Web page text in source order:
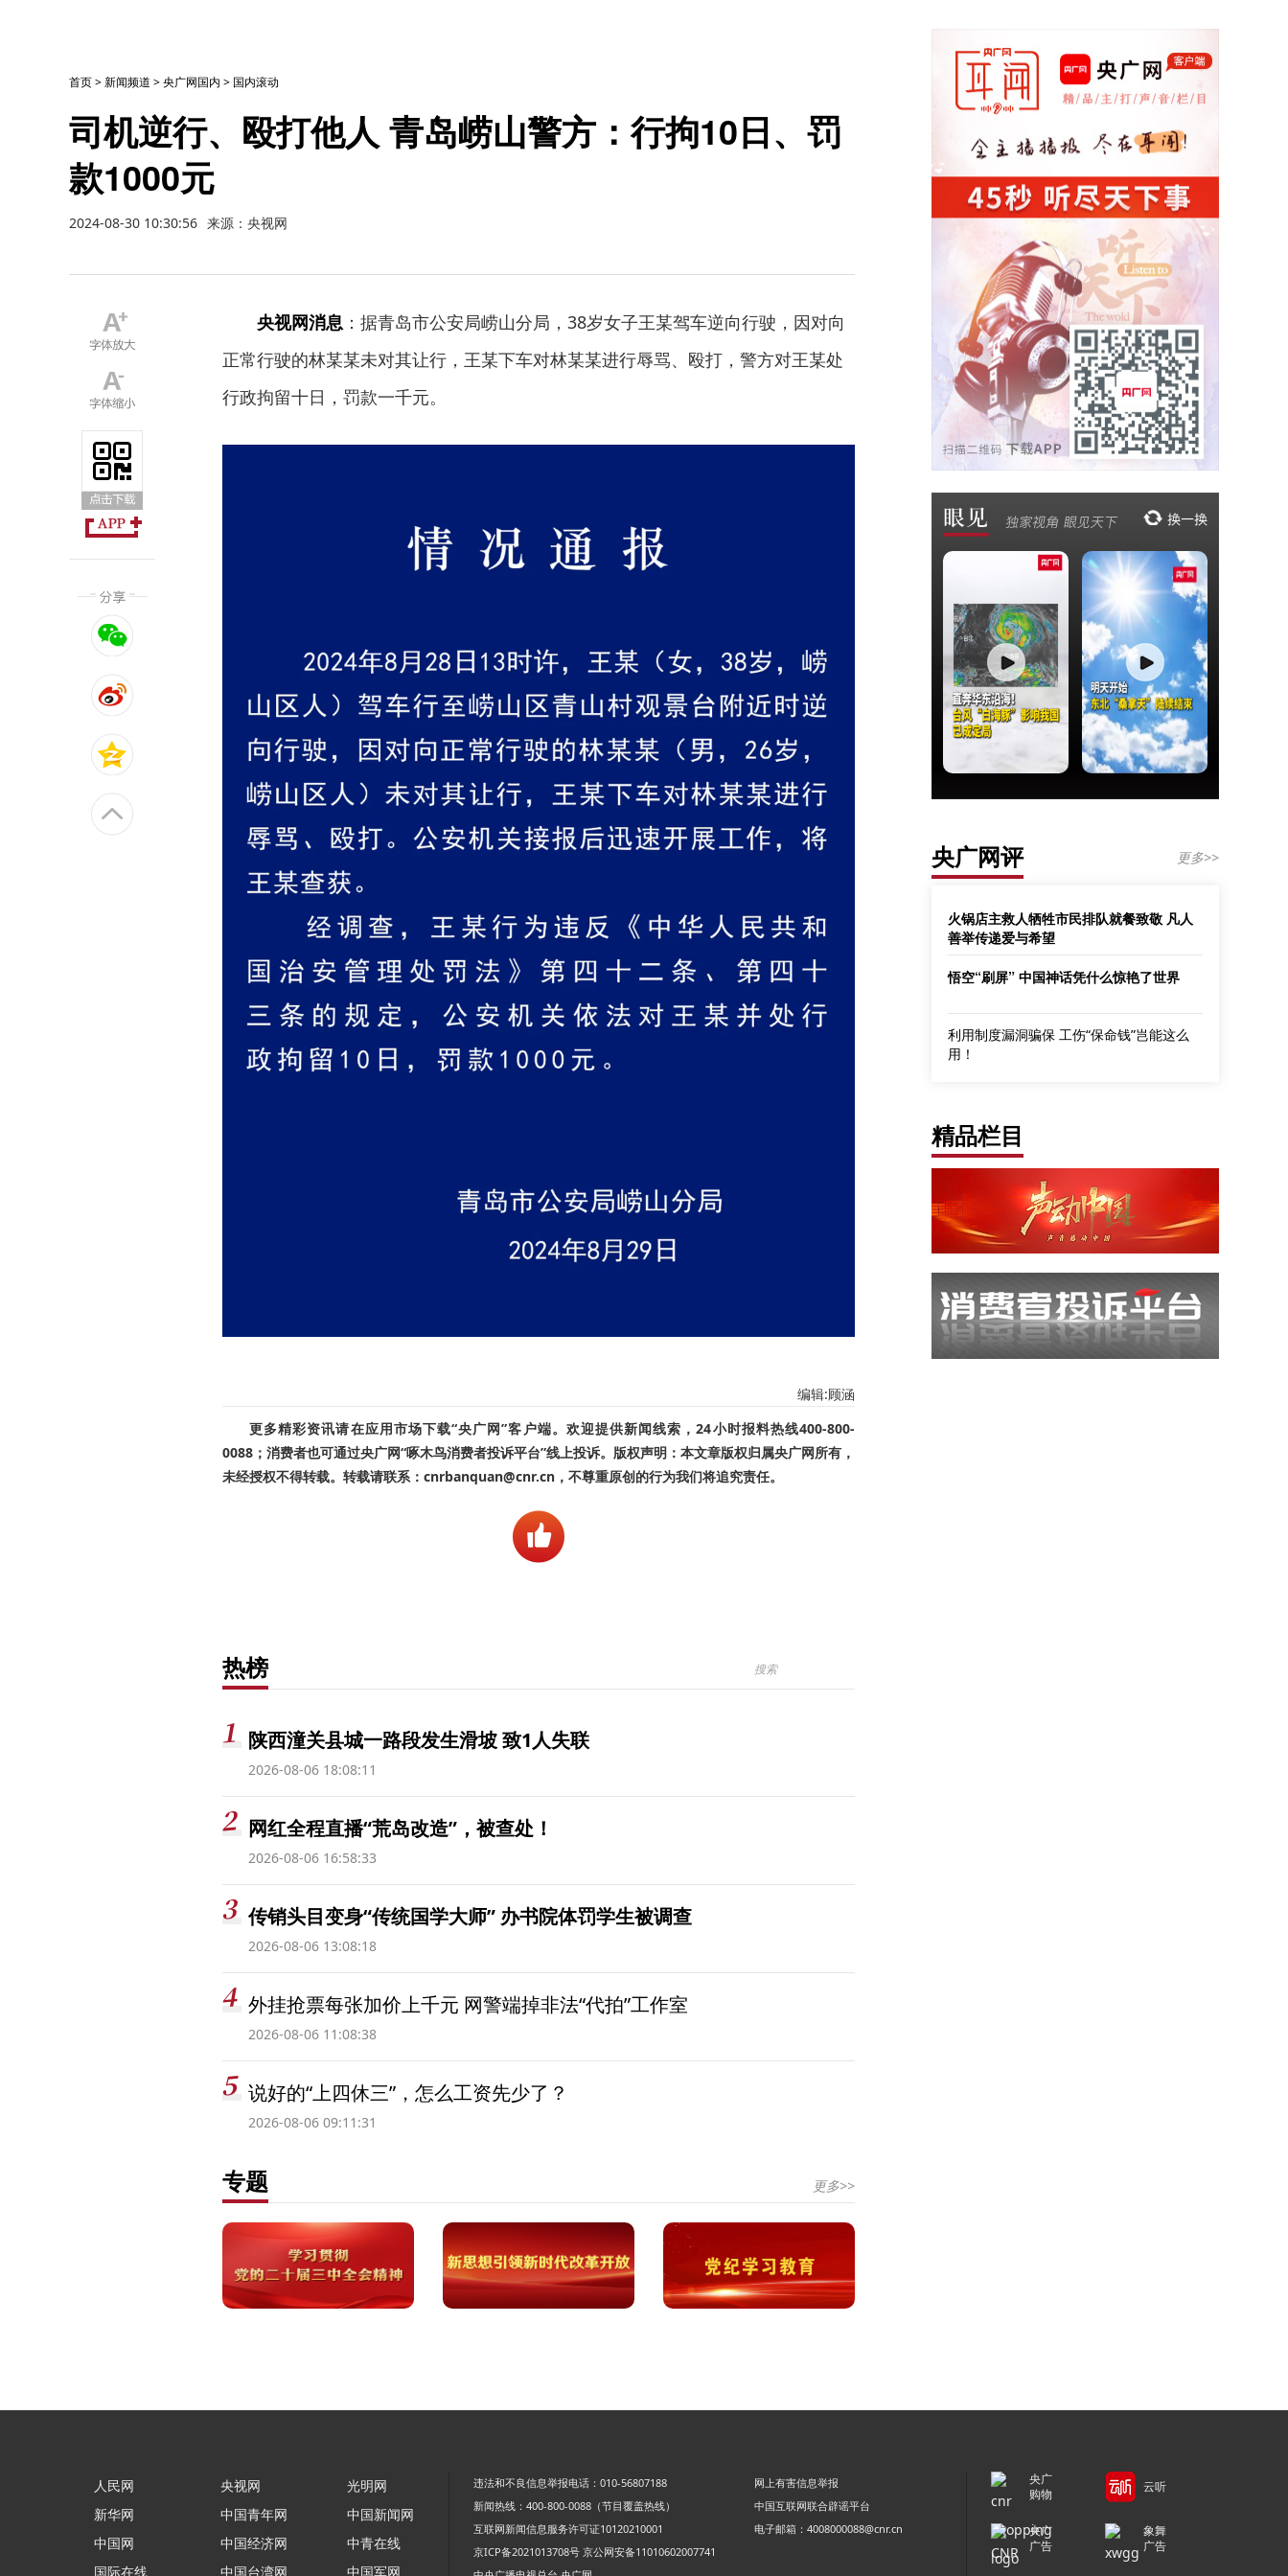
首页>新闻频道 >央广网国内 > 国内滚动
司机逆行、殴打他人 青岛崂山警方：行拘10日、罚
款1000元
2024-08-30 10:30:56 来源：央视网
央视网消息 ：据青岛市公安局崂山分局，38岁女子王某驾车逆向行驶，因对向
正常行驶的林某某未对其让行，王某下车对林某某进行辱骂、殴打，警方对王某处
行政拘留十日，罚款一千元。
编辑:顾涵
更多精彩资讯请在应用市场下载“央广网”客户端。欢迎提供新闻线索，24小时报料热线400-800-
0088；消费者也可通过央广网“啄木鸟消费者投诉平台”线上投诉。版权声明：本文章版权归属央广网所有，
未经授权不得转载。转载请联系：cnrbanquan@cnr.cn，不尊重原创的行为我们将追究责任。
热榜
陕西潼关县城一路段发生滑坡 致1人失联
2026-08-06 18:08:11
网红全程直播“荒岛改造”，被查处！
2026-08-06 16:58:33
传销头目变身“传统国学大师” 办书院体罚学生被调查
2026-08-06 13:08:18
外挂抢票每张加价上千元 网警端掉非法“代拍”工作室
2026-08-06 11:08:38
说好的“上四休三”，怎么工资先少了？
2026-08-06 09:11:31
专题 更多>>
央广网评 更多>>
火锅店主救人牺牲市民排队就餐致敬 凡人
善举传递爱与希望
悟空“刷屏” 中国神话凭什么惊艳了世界
利用制度漏洞骗保 工伤“保命钱”岂能这么
用！
精品栏目
人民网
新华网
中国网
国际在线
央视网
中国青年网
中国经济网
中国台湾网
光明网
中国新闻网
中青在线
中国军网
违法和不良信息举报电话：010-56807188
网上有害信息举报
新闻热线：400-800-0088（节目覆盖热线）
中国互联网联合辟谣平台
互联网新闻信息服务许可证10120210001
电子邮箱：4008000088@cnr.cn
京ICP备2021013708号 京公网安备11010602007741
央广
购物
云听
央广
广告
象舞
广告